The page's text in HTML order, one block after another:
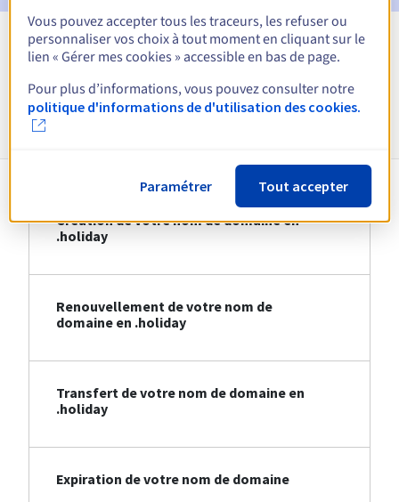
Voir toutes les extensions
Informations sur le .holiday
Création de votre nom de domaine en
.holiday
Renouvellement de votre nom de
domaine en .holiday
Transfert de votre nom de domaine en
.holiday
Expiration de votre nom de domaine
Vous pouvez accepter tous les traceurs, les refuser ou
personnaliser vos choix à tout moment en cliquant sur le
lien « Gérer mes cookies » accessible en bas de page.
Pour plus d’informations, vous pouvez consulter notre
politique d'informations de d'utilisation des cookies.
Paramétrer Tout accepter